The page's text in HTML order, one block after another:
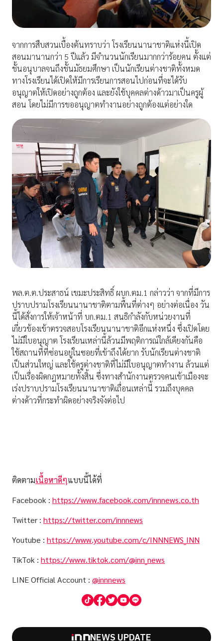
จากการสืบสวนเบื้องต้นทราบว่า โรงเรียนนานาชาติแห่งนี้เปิด
สอนมานานกว่า 5 ปีแล้ว มีจำนวนนักเรียนมากกว่าร้อยคน ตั้งแต่
ชั้นอนุบาลจนถึงชั้นมัธยมศึกษา เป็นนักเรียนต่างชาติทั้งหมด
ทางโรงเรียนได้เปิดให้มีการเรียนการสอนไปก่อนที่จะได้รับ
อนุญาตให้เปิดอย่างถูกต้อง และยังใช้บุคคลต่างด้าวมาเป็นครูผู้
สอน โดยไม่มีการขออนุญาตทำงานอย่างถูกต้องแต่อย่างใด
พล.ต.ต.ประสาธน์ เขมะประสิทธิ์ ผบก.ตม.1 กล่าวว่า จากที่มีการ
ปราบปรามโรงเรียนนานาชาติตามพื้นที่ต่างๆ อย่างต่อเนื่อง วัน
นี้ได้สั่งการให้เจ้าหน้าที่ บก.ตม.1 สนธิกำลังกับหน่วยงานที่
เกี่ยวข้องเข้าตรวจสอบโรงเรียนนานาชาติอีกแห่งหนึ่ง ซึ่งเปิดโดย
ไม่มีใบอนุญาต โรงเรียนเหล่านี้ล้วนมีพฤติการณ์ใกล้เคียงกันคือ
ใช้สถานที่ที่ซ่อนอยู่ในซอยที่เข้าถึงได้ยาก รับนักเรียนต่างชาติ
เป็นส่วนใหญ่ และใช้ครูต่างชาติที่ไม่มีใบอนุญาตทำงาน ล้วนแต่
เป็นเรื่องผิดกฎหมายทั้งสิ้น ซึ่งทางสำนักงานตรวจคนเข้าเมืองจะ
เร่งปราบปรามโรงเรียนนานาชาติเถื่อนเหล่านี้ รวมถึงบุคคล
ต่างด้าวที่กระทำผิดอย่างจริงจังต่อไป
ติดตามเนื้อหาดีๆแบบนี้ได้ที่
Facebook : https://www.facebook.com/innnews.co.th
Twitter : https://twitter.com/innnews
Youtube : https://www.youtube.com/c/INNNEWS_INN
TikTok : https://www.tiktok.com/@inn_news
LINE Official Account : @innnews